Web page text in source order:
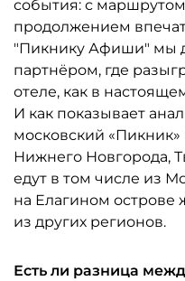
события: с
продолжением
"Пикнику Афиши" мы
партнёром, где
отеле, как в
И как показывает
московский
Нижнего Новгорода,
едут в том числе из
на Елагином
из других регионов.
Есть ли разница